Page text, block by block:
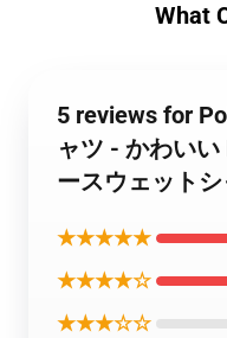
What
5 reviews for
ャツ - かわい
ースウェット
★★★★★
★★★★☆
★★★☆☆